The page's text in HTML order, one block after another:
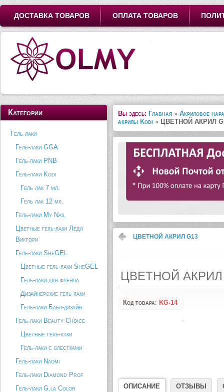
ДОСТАВКА ТОВАРОВ ОПЛАТА ТОВАРОВ
Категории
Гель-лаки
Гель-лаки GGA
Гель-лаки PNB
Гель-лаки Kodi
Гель лак 7 мл.
Гель лак 12 мл.
Гель-лаки My Nail
Цветные гель-лаки Леди
Виктори
Гель-лаки SheGEL
Цветные гель-лаки SheGEL
Гель-лаки для френча
Дизайнерские гель-лаки
Гель-лаки Бабл-дизайн
Гель-лаки Beauty Choice
Цветные гель-лаки
Гель-лаки с блестками
Гель-лаки Naomi
Гель-лаки Diamond Prof
Гель-лаки G.la Color
Вы здесь: Главная » Акриловое
акрилы Kodi » ЦВЕТНОЙ АКРИЛ
ЦВЕТНОЙ АКРИЛ G13
ЦВЕТНОЙ АКРИЛ
Код товара: KG-14
ОПИСАНИЕ ОТЗЫВЫ